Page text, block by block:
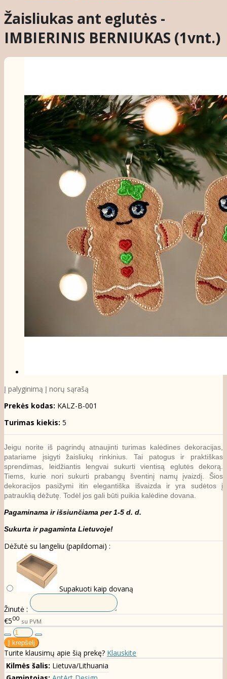
Žaisliukas ant eglutės -
IMBIERINIS BERNIUKAS (1vnt.)
Į palyginimą Į norų sąrašą
Prekės kodas: KALZ-B-001
Turimas kiekis: 5
Jeigu norite iš pagrindų atnaujinti turimas kalėdines dekoracijas,
patariame įsigyti žaisliukų rinkinius. Tai patogus ir praktiškas
sprendimas, leidžiantis lengvai sukurti vientisą eglutės dekorą.
Tiems, kurie nori sukurti prabangų šventinį namų įvaizdį. Šios
dekoracijos pasižymi itin elegantiška išvaizda ir yra sudėtos į
patrauklią dėžutę. Todėl jos gali būti puikia kalėdine dovana.
Pagaminama ir išsiunčiama per 1-5 d. d.
Sukurta ir pagaminta Lietuvoje!
Dėžutė su langeliu (papildomai) :
Supakuoti kaip dovaną
Žinutė :
€500 su PVM
Turite klausimų apie šią prekę? Klauskite
Kilmės šalis: Lietuva/Lithuania